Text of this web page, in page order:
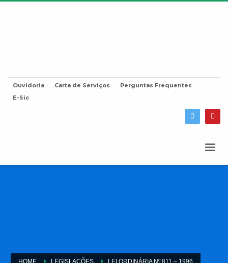
Ouvidoria Carta de Serviços
Perguntas Frequentes
E-Sic
HOME LEGISLAÇÕES LEI ORDINÁRIA Nº 811 – 1996